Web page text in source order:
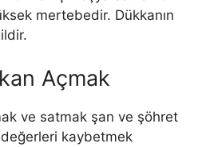
mertebedir. Dükkanın
Açmak
ve satmak şan ve şöhret
kaybetmek